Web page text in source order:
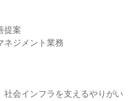
提案
ネジメント業務
社会インフラを支えるやりがい